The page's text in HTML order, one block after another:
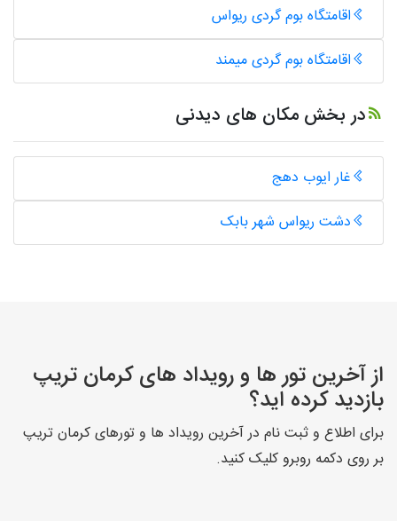
اقامتگاه بوم گردی ریواس
اقامتگاه بوم گردی میمند
در بخش مکان های دیدنی
غار ایوب دهج
دشت ریواس شهر بابک
از آخرین تور ها و رویداد های کرمان تریپ
بازدید کرده اید؟
برای اطلاع و ثبت نام در آخرین رویداد ها و تورهای کرمان تریپ
بر روی دکمه روبرو کلیک کنید.